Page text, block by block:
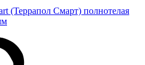
(Террапол Смарт) полнотелая